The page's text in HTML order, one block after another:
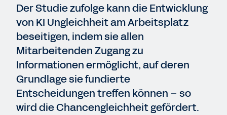
Der Studie zufolge kann die Entwicklung
von KI Ungleichheit am Arbeitsplatz
beseitigen, indem sie allen
Mitarbeitenden Zugang zu
Informationen ermöglicht, auf deren
Grundlage sie fundierte
Entscheidungen treffen können – so
wird die Chancengleichheit gefördert.